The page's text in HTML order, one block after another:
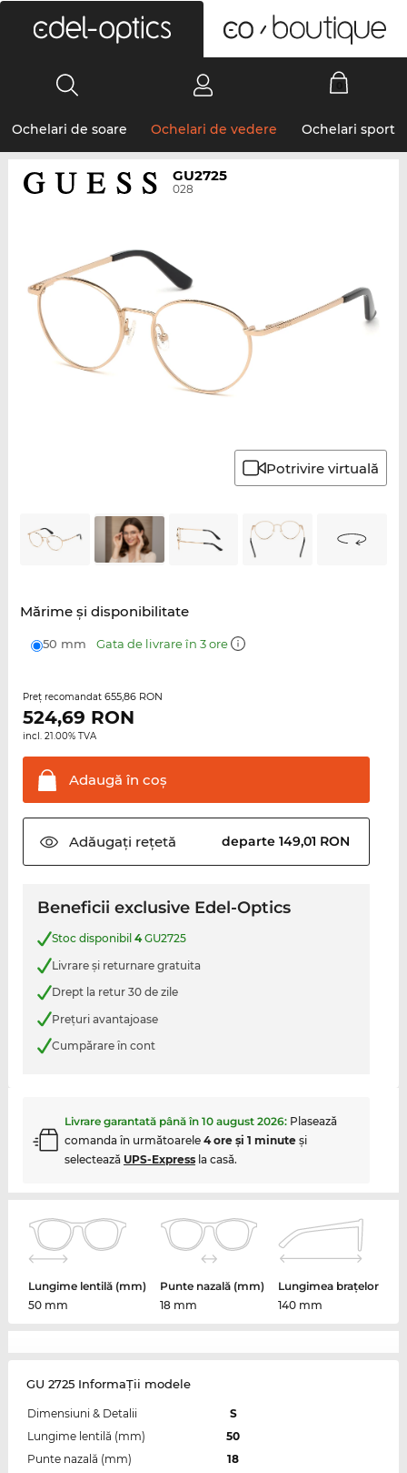
Ochelari de soare Ochelari de vedere Ochelari sport
GU2725
028
Potrivire virtuală
Mărime şi disponibilitate
50 mm Gata de livrare în 3 ore
Preţ recomandat 655,86 RON
524,69 RON
incl. 21.00% TVA
Adaugă în coş
Adăugați rețetă departe 149,01 RON
Beneficii exclusive Edel-Optics
Stoc disponibil 4GU2725
Livrare şi returnare gratuita
Drept la retur 30 de zile
Preţuri avantajoase
Cumpărare în cont
Livrare garantată până în 10 august 2026: Plasează
comanda în următoarele 4 ore şi 1 minuteşi
selectează UPS-Expressla casă.
Lungime lentilă (mm)
50 mm
Punte nazală (mm)
18 mm
Lungimea brațelor
140 mm
GU 2725 InformaŢii modele
Dimensiuni & Detalii
S
Lungime lentilă (mm)
50
Punte nazală (mm)
18